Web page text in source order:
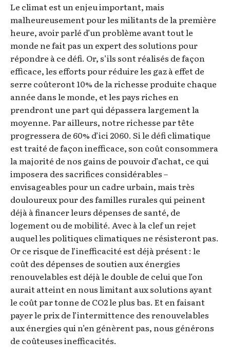
Le climat est un enjeu important, mais
malheureusement pour les militants de la première
heure, avoir parlé d’un problème avant tout le
monde ne fait pas un expert des solutions pour
répondre à ce défi. Or, s’ils sont réalisés de façon
efficace, les efforts pour réduire les gaz à effet de
serre coûteront 10% de la richesse produite chaque
année dans le monde, et les pays riches en
prendront une part qui dépassera largement la
moyenne. Par ailleurs, notre richesse par tête
progressera de 60% d’ici 2060. Si le défi climatique
est traité de façon inefficace, son coût consommera
la majorité de nos gains de pouvoir d’achat, ce qui
imposera des sacrifices considérables –
envisageables pour un cadre urbain, mais très
douloureux pour des familles rurales qui peinent
déjà à financer leurs dépenses de santé, de
logement ou de mobilité. Avec à la clef un rejet
auquel les politiques climatiques ne résisteront pas.
Or ce risque de l’inefficacité est déjà présent : le
coût des dépenses de soutien aux énergies
renouvelables est déjà le double de celui que l’on
aurait atteint en nous limitant aux solutions ayant
le coût par tonne de CO2 le plus bas. Et en faisant
payer le prix de l’intermittence des renouvelables
aux énergies qui n’en génèrent pas, nous générons
de coûteuses inefficacités.